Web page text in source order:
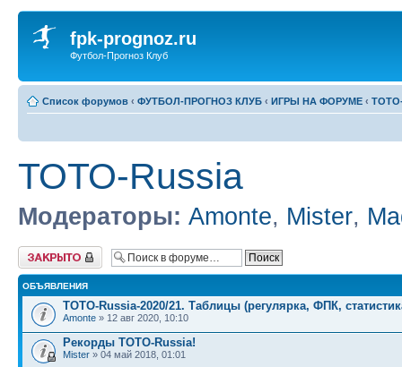
fpk-prognoz.ru
Футбол-Прогноз Клуб
Список форумов ‹ ФУТБОЛ-ПРОГНОЗ КЛУБ ‹ ИГРЫ НА ФОРУМЕ ‹
ТОТО-Russia
Модераторы: Amonte, Mister,
Форум закрыт
ОБЪЯВЛЕНИЯ
TOTO-Russia-2020/21. Таблицы (регулярка, ФПК,
Amonte » 12 авг 2020, 10:10
Рекорды ТОТО-Russia!
Mister » 04 май 2018, 01:01